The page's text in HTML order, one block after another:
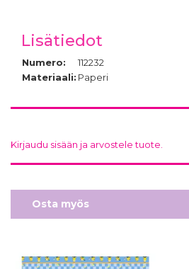
Lisätiedot
Numero:
112232
Materiaali: Paperi
Kirjaudu sisään ja arvostele tuote.
Osta myös